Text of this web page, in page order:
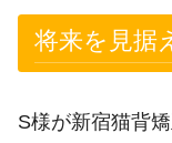
将来を見据
S様が新宿猫背